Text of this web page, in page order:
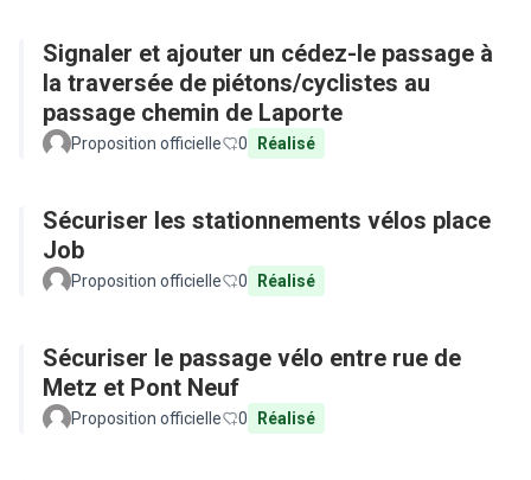
Signaler et ajouter un cédez-le passage à
la traversée de piétons/cyclistes au
passage chemin de Laporte
Proposition officielle 0 Réalisé
Sécuriser les stationnements vélos place
Job
Proposition officielle 0 Réalisé
Sécuriser le passage vélo entre rue de
Metz et Pont Neuf
Proposition officielle 0 Réalisé